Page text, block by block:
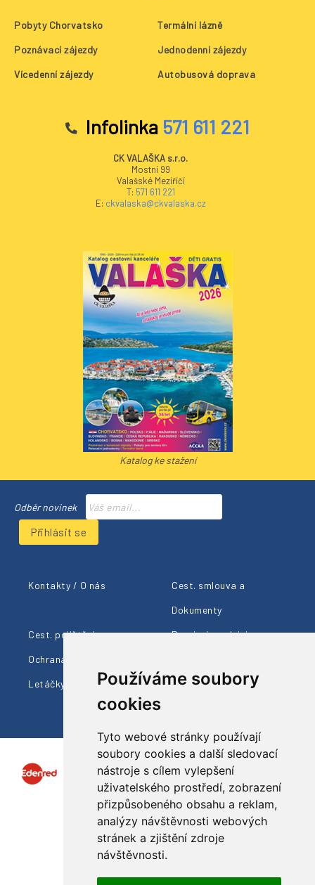
Používáme soubory
cookies
Tyto webové stránky používají
soubory cookies a další sledovací
nástroje s cílem vylepšení
uživatelského prostředí, zobrazení
přizpůsobeného obsahu a reklam,
analýzy návštěvnosti webových
stránek a zjištění zdroje
návštěvnosti.
Pobyty Chorvatsko Termální lázně
Poznávací zájezdy Jednodenní zájezdy
Vícedenní zájezdy Autobusová doprava
Infolinka 571 611 221
CK VALAŠKA s.r.o.
Mostní 99
Valašské Meziříčí
T: 571 611 221
E: ckvalaska@ckvalaska.cz
Katalog ke stažení
Odběr novinek
Přihlásit se
Kontakty / O nás Cest. smlouva a
Dokumenty
Cest. pojištění Provizní prodejci
Ochrana údajů
Letáčky ke stažení
Sledujte nás